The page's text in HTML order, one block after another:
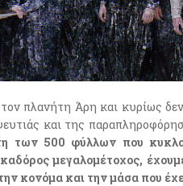
πλανήτη Άρη και κυρίως
και της
των 500 φύλλων που
μεγαλομέτοχος,
κονόμα και την μάσα που